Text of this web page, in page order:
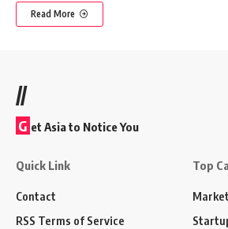
Read More
//
G et Asia to Notice You
Quick Link
Contact
RSS Terms of Service
Top